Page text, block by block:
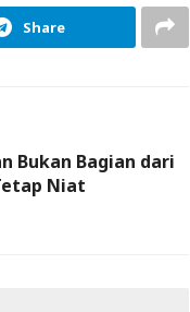
Share
Bukan Bagian dari
Niat